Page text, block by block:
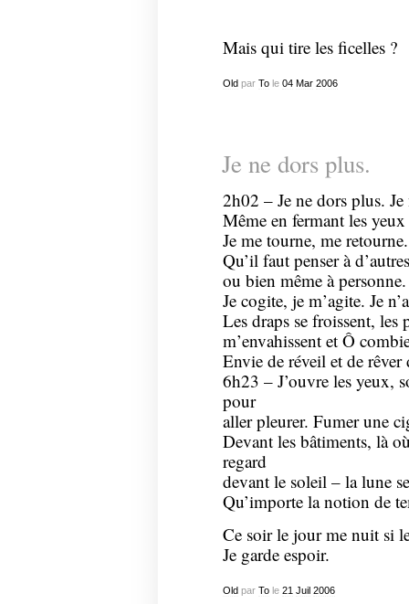
Mais qui tire les ficelles ?
Oldpar Tole 04 Mar 2006
Je ne dors plus.
2h02 – Je ne dors plus.
Même en fermant les
Je me tourne, me
Qu’il faut penser à
ou bien même à personne.
Je cogite, je m’agite. Je
Les draps se froissent, les
m’envahissent et Ô
Envie de réveil et de rêver
6h23 – J’ouvre les yeux,
pour
aller pleurer. Fumer une
Devant les bâtiments, là
regard
devant le soleil – la lune
Qu’importe la notion de
Ce soir le jour me nuit si
Je garde espoir.
Old par Tole 21 Juil 2006